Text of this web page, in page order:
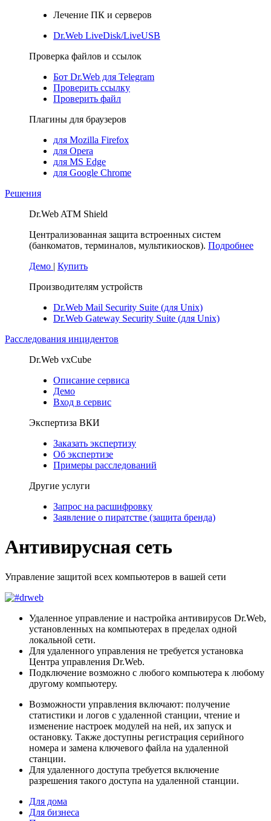
Лечение ПК и серверов
Dr.Web LiveDisk/LiveUSB
Проверка файлов и ссылок
Бот Dr.Web для Telegram
Проверить ссылку
Проверить файл
Плагины для браузеров
для Mozilla Firefox
для Opera
для MS Edge
для Google Chrome
Решения
Dr.Web ATM Shield
Централизованная защита встроенных систем
(банкоматов, терминалов, мультикиосков). Подробнее
Демо | Купить
Производителям устройств
Dr.Web Mail Security Suite (для Unix)
Dr.Web Gateway Security Suite (для Unix)
Расследования инцидентов
Dr.Web vxCube
Описание сервиса
Демо
Вход в сервис
Экспертиза ВКИ
Заказать экспертизу
Об экспертизе
Примеры расследований
Другие услуги
Запрос на расшифровку
Заявление о пиратстве (защита бренда)
Антивирусная сеть
Управление защитой всех компьютеров в вашей сети
Удаленное управление и настройка антивирусов Dr.Web,
установленных на компьютерах в пределах одной
локальной сети.
Для удаленного управления не требуется установка
Центра управления Dr.Web.
Подключение возможно с любого компьютера к любому
другому компьютеру.
Возможности управления включают: получение
статистики и логов с удаленной станции, чтение и
изменение настроек модулей на ней, их запуск и
остановку. Также доступны регистрация серийного
номера и замена ключевого файла на удаленной
станции.
Для удаленного доступа требуется включение
разрешения такого доступа на удаленной станции.
Для дома
Для бизнеса